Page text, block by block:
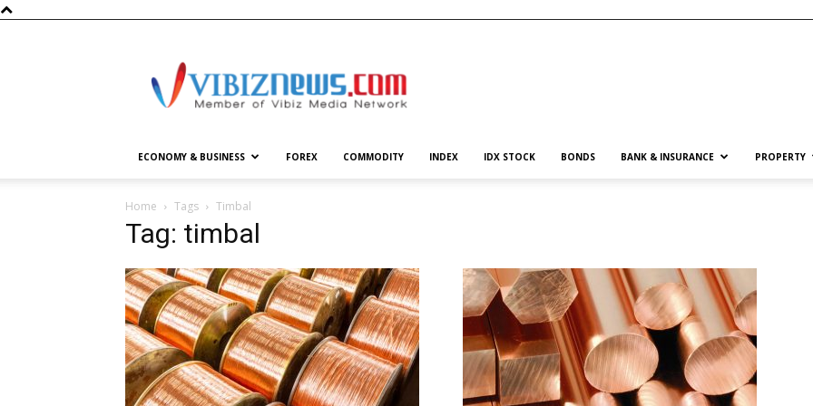
ECONOMY & BUSINESS FOREX COMMODITY INDEX IDX STOCK BONDS BANK & INSURANCE PROPERTY
Home Tags Timbal
Tag: timbal